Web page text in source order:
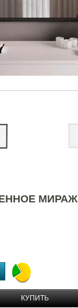
МИРАЖ
КУПИТЬ